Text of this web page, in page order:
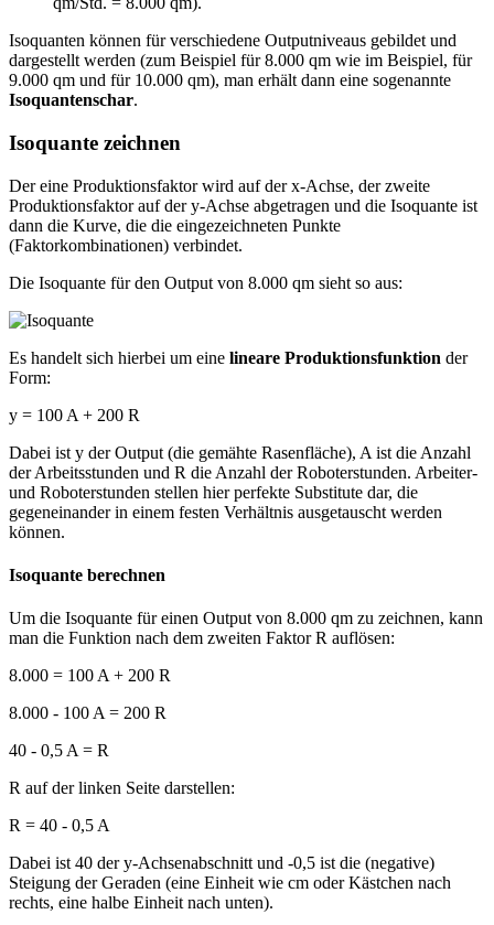
Isoquanten können für verschiedene Outputniveaus gebildet und
dargestellt werden (zum Beispiel für 8.000 qm wie im Beispiel, für
9.000 qm und für 10.000 qm), man erhält dann eine sogenannte
Isoquantenschar.
Isoquante zeichnen
Der eine Produktionsfaktor wird auf der x-Achse, der zweite
Produktionsfaktor auf der y-Achse abgetragen und die Isoquante ist
dann die Kurve, die die eingezeichneten Punkte
(Faktorkombinationen) verbindet.
Die Isoquante für den Output von 8.000 qm sieht so aus:
Es handelt sich hierbei um eine lineare Produktionsfunktion der
Form:
y = 100 A + 200 R
Dabei ist y der Output (die gemähte Rasenfläche), A ist die Anzahl
der Arbeitsstunden und R die Anzahl der Roboterstunden. Arbeiter-
und Roboterstunden stellen hier perfekte Substitute dar, die
gegeneinander in einem festen Verhältnis ausgetauscht werden
können.
Isoquante berechnen
Um die Isoquante für einen Output von 8.000 qm zu zeichnen, kann
man die Funktion nach dem zweiten Faktor R auflösen:
8.000 = 100 A + 200 R
8.000 - 100 A = 200 R
40 - 0,5 A = R
R auf der linken Seite darstellen:
R = 40 - 0,5 A
Dabei ist 40 der y-Achsenabschnitt und -0,5 ist die (negative)
Steigung der Geraden (eine Einheit wie cm oder Kästchen nach
rechts, eine halbe Einheit nach unten).